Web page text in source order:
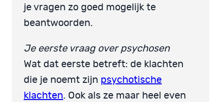
je vragen zo goed mogelijk te
beantwoorden.
Je eerste vraag over psychosen
Wat dat eerste betreft: de klachten
die je noemt zijn psychotische
klachten. Ook als ze maar heel even